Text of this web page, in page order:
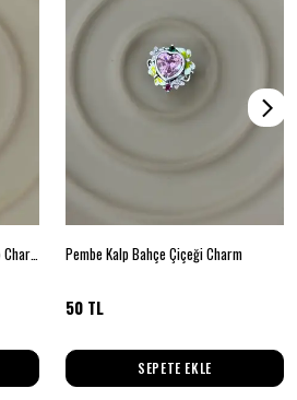
“Uçan Kalpler” Çok Katmanlı Kalp Charm Pembe Kalp Bahçe Çiçeği Charm
50 TL
SEPETE EKLE